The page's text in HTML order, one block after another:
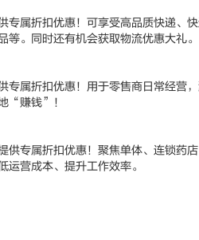
属折扣优惠！可享受高品质快递、
等。同时还有机会获取物流优惠大礼。
属折扣优惠！用于零售商日常经营，
“赚钱”！
专属折扣优惠！聚焦单体、连锁药店
运营成本、提升工作效率。